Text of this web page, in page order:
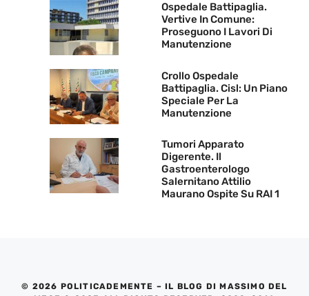
Ospedale Battipaglia.
Vertive In Comune:
Proseguono I Lavori Di
Manutenzione
Crollo Ospedale
Battipaglia. Cisl: Un Piano
Speciale Per La
Manutenzione
Tumori Apparato
Digerente. Il
Gastroenterologo
Salernitano Attilio
Maurano Ospite Su RAI 1
© 2026 POLITICADEMENTE – IL BLOG DI MASSIMO DEL